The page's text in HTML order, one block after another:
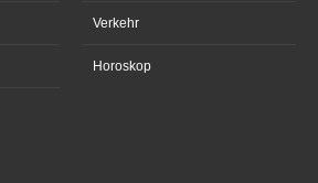
Verkehr
Horoskop